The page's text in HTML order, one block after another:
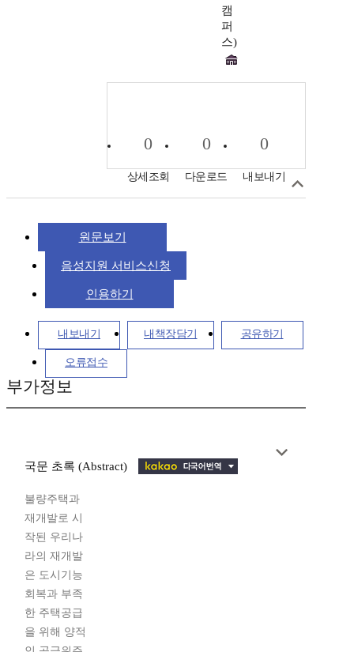
캠
퍼
스)
0
상세조회
0
다운로드
0
내보내기
원문보기
음성지원 서비스신청
인용하기
내보내기 내책장담기 공유하기
오류접수
부가정보
국문 초록 (Abstract)
불량주택과
재개발로 시
작된 우리나
라의 재개발
은 도시기능
회복과 부족
한 주택공급
을 위해 양적